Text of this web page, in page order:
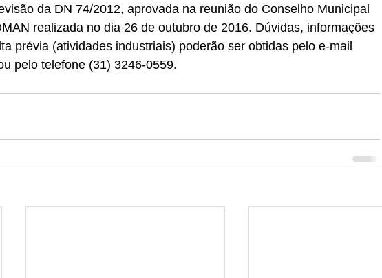
da DN 74/2012, aprovada na reunião do Conselho Municipal
realizada no dia 26 de outubro de 2016. Dúvidas, informações
prévia (atividades industriais) poderão ser obtidas pelo e-mail
pelo telefone (31) 3246-0559.